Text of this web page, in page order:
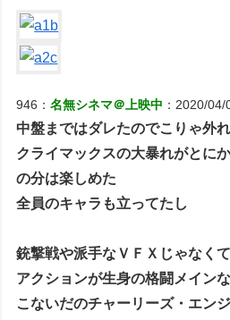
946：名無シネマ＠上映中 ：2020/
中盤まではダレたのでこりゃ外
クライマックスの大暴れがとに
の分は楽しめた
全員のキャラも立ってたし
銃撃戦や派手なＶＦＸじゃなくて
アクションが生身の格闘メイン
こないだのチャーリーズ・エン